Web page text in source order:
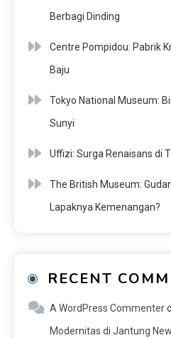
Berbagi Dinding
Centre Pompidou: Pabrik
Baju
Tokyo National Museum:
Sunyi
Uffizi: Surga Renaisans di
The British Museum:
Lapaknya Kemenangan?
RECENT
A WordPress Commenter
Modernitas di Jantung